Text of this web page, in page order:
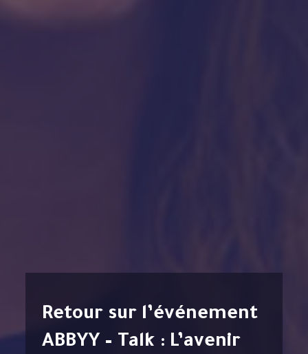
Retour sur l’événement
ABBYY – Talk : L’avenir